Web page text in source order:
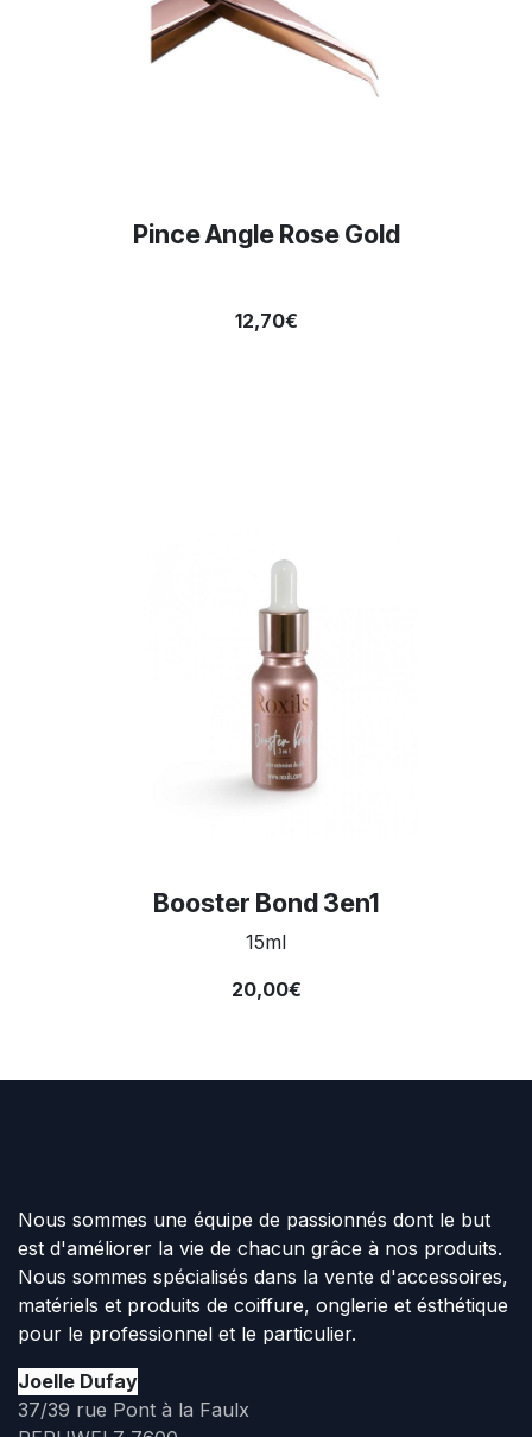
Pince Angle Rose Gold
12,70€
Booster Bond 3en1
15ml
20,00€
Nous sommes une équipe de passionnés dont le but
est d'améliorer la vie de chacun grâce à nos produits.
Nous sommes spécialisés dans la vente d'accessoires,
matériels et produits de coiffure, onglerie et ésthétique
pour le professionnel et le particulier.
Joelle Dufay
37/39 rue Pont à la Faulx